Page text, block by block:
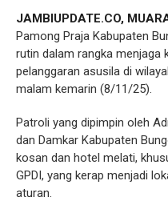
JAMBIUPDATE.CO,
Pamong Praja Kabupaten
rutin dalam rangka menjaga
pelanggaran asusila di
malam kemarin (8/11/25).
Patroli yang dipimpin oleh
dan Damkar Kabupaten
kosan dan hotel melati,
GPDI, yang kerap menjadi
aturan.